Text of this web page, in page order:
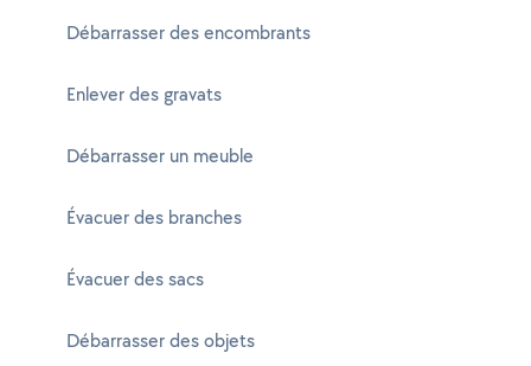
Débarrasser des encombrants
Enlever des gravats
Débarrasser un meuble
Évacuer des branches
Évacuer des sacs
Débarrasser des objets